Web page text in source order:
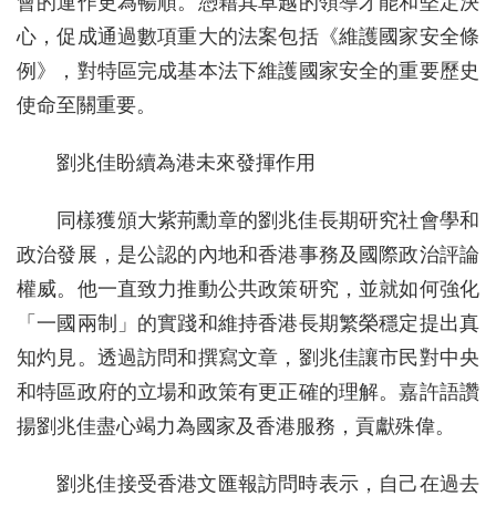
心，促成通過數項重大的法案包括《維護國家安全條
例》，對特區完成基本法下維護國家安全的重要歷史
使命至關重要。
劉兆佳盼續為港未來發揮作用
同樣獲頒大紫荊勳章的劉兆佳長期研究社會學和
政治發展，是公認的內地和香港事務及國際政治評論
權威。他一直致力推動公共政策研究，並就如何強化
「一國兩制」的實踐和維持香港長期繁榮穩定提出真
知灼見。透過訪問和撰寫文章，劉兆佳讓市民對中央
和特區政府的立場和政策有更正確的理解。嘉許語讚
揚劉兆佳盡心竭力為國家及香港服務，貢獻殊偉。
劉兆佳接受香港文匯報訪問時表示，自己在過去